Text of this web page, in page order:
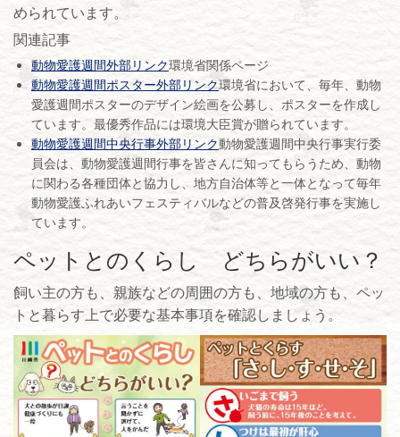
められています。
関連記事
動物愛護週間外部リンク環境省関係ページ
動物愛護週間ポスター外部リンク環境省において、毎年、動物
愛護週間ポスターのデザイン絵画を公募し、ポスターを作成し
ています。最優秀作品には環境大臣賞が贈られています。
動物愛護週間中央行事外部リンク動物愛護週間中央行事実行委
員会は、動物愛護週間行事を皆さんに知ってもらうため、動物
に関わる各種団体と協力し、地方自治体等と一体となって毎年
動物愛護ふれあいフェスティバルなどの普及啓発行事を実施し
ています。
ペットとのくらし どちらがいい？
飼い主の方も、親族などの周囲の方も、地域の方も、ペッ
トと暮らす上で必要な基本事項を確認しましょう。